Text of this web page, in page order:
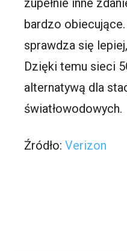
zupełnie inne
bardzo
sprawdza się
Dzięki temu sieci
alternatywą dla
światłowodowych.
Źródło:Verizon